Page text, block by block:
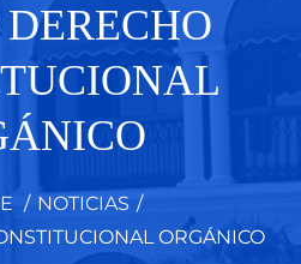
/ NOTICIAS /
ORGÁNICO